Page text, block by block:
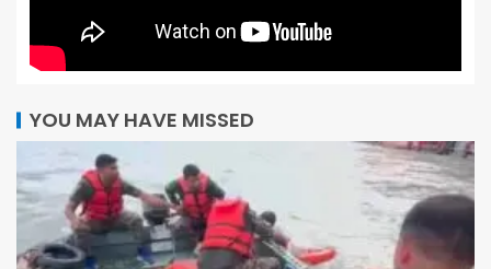
YOU MAY HAVE MISSED